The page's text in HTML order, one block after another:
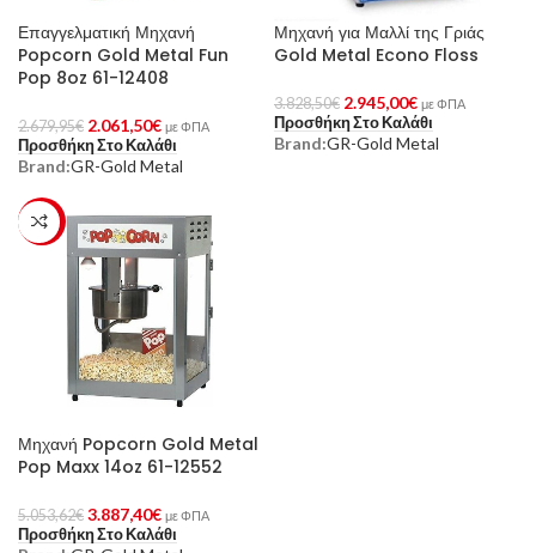
Επαγγελματική Μηχανή
Popcorn Gold Metal Fun
Pop 8oz 61-12408
2.679,95€ 2.061,50€ με ΦΠΑ
Προσθήκη Στο Καλάθι
Brand:GR-Gold Metal
Μηχανή για Μαλλί της Γριάς
Gold Metal Econo Floss
3.828,50€ 2.945,00€ με ΦΠΑ
Προσθήκη Στο Καλάθι
Brand:GR-Gold Metal
-23%
Μηχανή Popcorn Gold Metal
Pop Maxx 14oz 61-12552
5.053,62€ 3.887,40€ με ΦΠΑ
Προσθήκη Στο Καλάθι